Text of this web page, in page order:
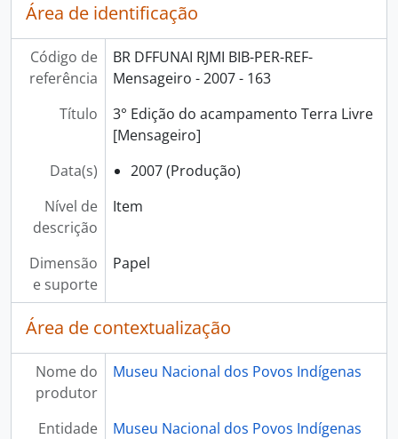
Área de identificação
Código de
referência
BR DFFUNAI RJMI BIB-PER-REF-
Mensageiro - 2007 - 163
Título
3° Edição do acampamento Terra Livre
[Mensageiro]
Data(s)
2007 (Produção)
Nível de
descrição
Item
Dimensão
e suporte
Papel
Área de contextualização
Nome do
produtor
Museu Nacional dos Povos Indígenas
Entidade
Museu Nacional dos Povos Indígenas